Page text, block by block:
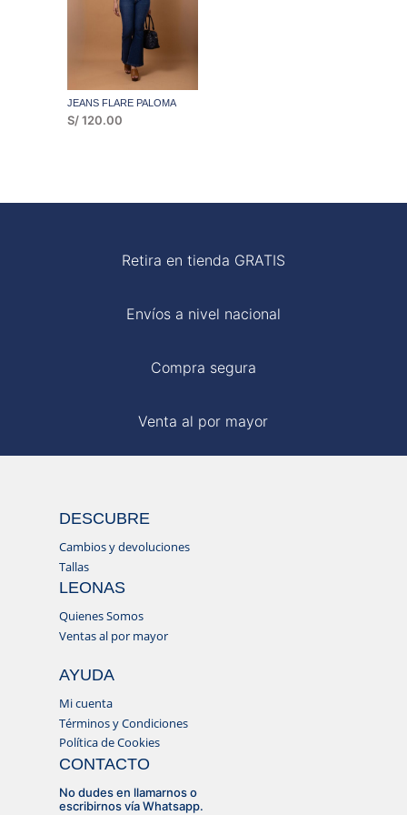
JEANS FLARE PALOMA
S/120.00
Retira en tienda GRATIS
Envíos a nivel nacional
Compra segura
Venta al por mayor
DESCUBRE
Cambios y devoluciones
Tallas
LEONAS
Quienes Somos
Ventas al por mayor
AYUDA
Mi cuenta
Términos y Condiciones
Política de Cookies
CONTACTO
No dudes en llamarnos o
escribirnos vía Whatsapp.